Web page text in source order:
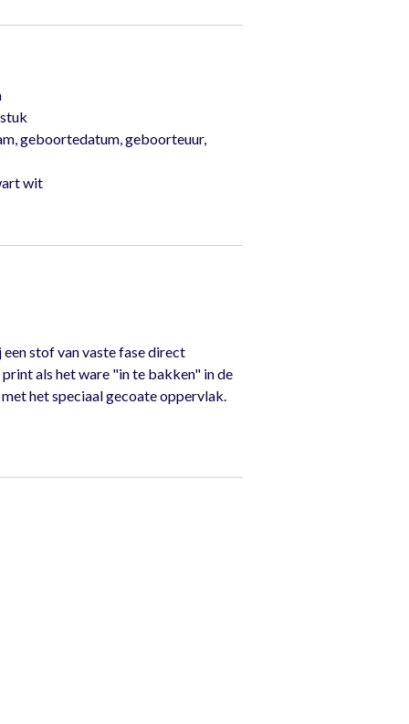
geboortedatum, geboorteuur,
wit
stof van vaste fase direct
als het ware "in te bakken" in de
het speciaal gecoate oppervlak.